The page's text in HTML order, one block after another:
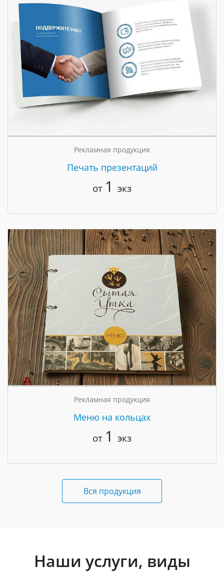
Рекламная продукция
Печать презентаций
от 1 экз
Рекламная продукция
Меню на кольцах
от 1 экз
Вся продукция
Наши услуги, виды